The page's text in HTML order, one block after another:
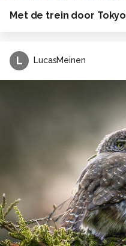
Met de trein door Tokyo
L LucasMeinen